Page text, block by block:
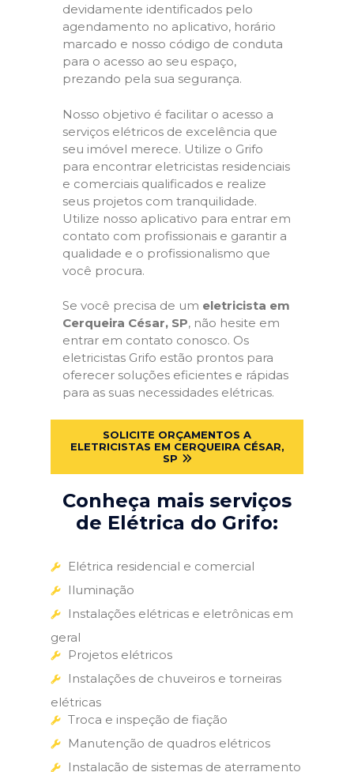
devidamente identificados pelo
agendamento no aplicativo, horário
marcado e nosso código de conduta
para o acesso ao seu espaço,
prezando pela sua segurança.
Nosso objetivo é facilitar o acesso a
serviços elétricos de excelência que
seu imóvel merece. Utilize o Grifo
para encontrar eletricistas residenciais
e comerciais qualificados e realize
seus projetos com tranquilidade.
Utilize nosso aplicativo para entrar em
contato com profissionais e garantir a
qualidade e o profissionalismo que
você procura.
Se você precisa de um eletricista em
Cerqueira César, SP, não hesite em
entrar em contato conosco. Os
eletricistas Grifo estão prontos para
oferecer soluções eficientes e rápidas
para as suas necessidades elétricas.
SOLICITE ORÇAMENTOS A
ELETRICISTAS EM CERQUEIRA CÉSAR,
SP
Conheça mais serviços
de Elétrica do Grifo:
Elétrica residencial e comercial
Iluminação
Instalações elétricas e eletrônicas em
geral
Projetos elétricos
Instalações de chuveiros e torneiras
elétricas
Troca e inspeção de fiação
Manutenção de quadros elétricos
Instalação de sistemas de aterramento